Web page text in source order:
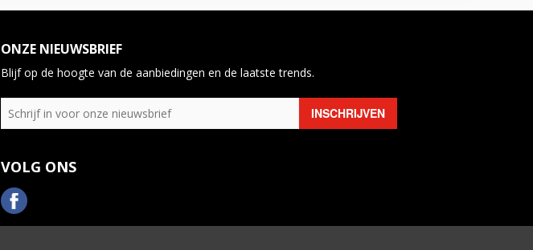
ONZE NIEUWSBRIEF
Blijf op de hoogte van de aanbiedingen en de laatste trends.
VOLG ONS